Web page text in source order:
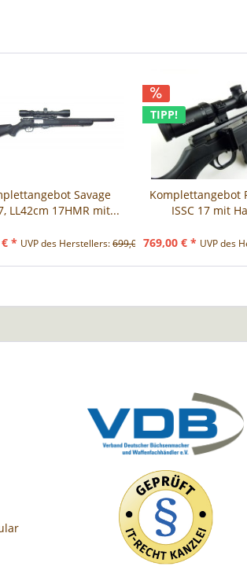
Savage
LL42cm 17HMR mit...
* UVP des Herstellers:699,00 € *
TIPP!
Komplettangebot
ISSC 17 mit
769,00 € * UVP des